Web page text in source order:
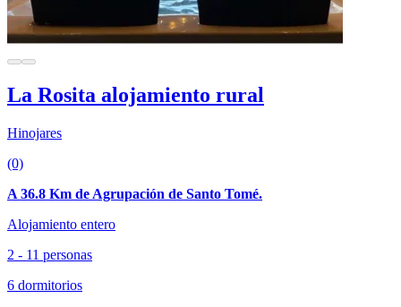
La Rosita alojamiento rural
Hinojares
(0)
A 36.8 Km de Agrupación de Santo Tomé.
Alojamiento entero
2 - 11 personas
6 dormitorios